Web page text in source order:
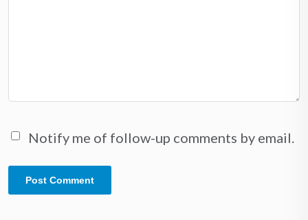
Notify me of follow-up comments by email.